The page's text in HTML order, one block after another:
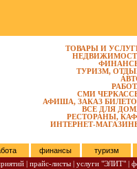
ТОВАРЫ И
ТУРИЗМ,
СМИ
АФИША, ЗАКАЗ
ВСЕ ДЛЯ
РЕСТОРАНЫ,
ИНТЕРНЕТ-
финансы
туризм
| прайс-листы | услуги "ЭЛИТ" |